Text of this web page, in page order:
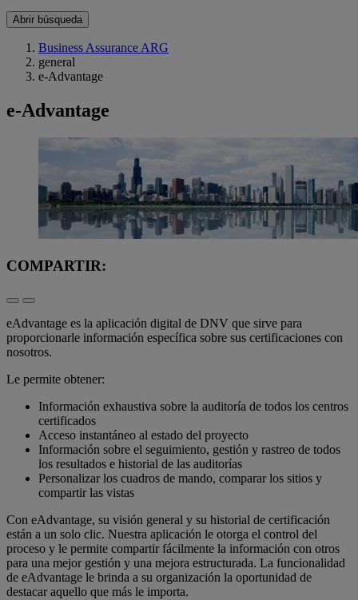
Abrir búsqueda
Business Assurance ARG
general
e-Advantage
e-Advantage
COMPARTIR:
eAdvantage es la aplicación digital de DNV que sirve para
proporcionarle información específica sobre sus certificaciones con
nosotros.
Le permite obtener:
Información exhaustiva sobre la auditoría de todos los centros
certificados
Acceso instantáneo al estado del proyecto
Información sobre el seguimiento, gestión y rastreo de todos
los resultados e historial de las auditorías
Personalizar los cuadros de mando, comparar los sitios y
compartir las vistas
Con eAdvantage, su visión general y su historial de certificación
están a un solo clic. Nuestra aplicación le otorga el control del
proceso y le permite compartir fácilmente la información con otros
para una mejor gestión y una mejora estructurada. La funcionalidad
de eAdvantage le brinda a su organización la oportunidad de
destacar aquello que más le importa.